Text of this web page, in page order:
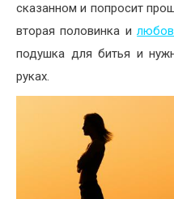
сказанном и попросит
вторая половинка и
подушка для битья и
руках.